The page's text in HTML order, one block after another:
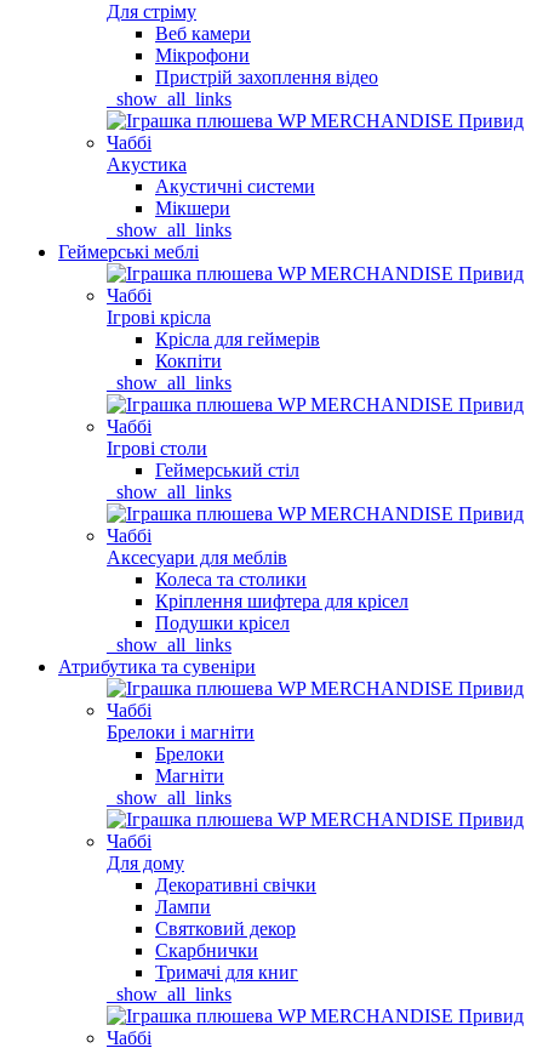
Для стріму
Веб камери
Мікрофони
Пристрій захоплення відео
_show_all_links
Акустика
Акустичні системи
Мікшери
_show_all_links
Геймерські меблі
Ігрові крісла
Крісла для геймерів
Кокпіти
_show_all_links
Ігрові столи
Геймерський стіл
_show_all_links
Аксесуари для меблів
Колеса та столики
Кріплення шифтера для крісел
Подушки крісел
_show_all_links
Атрибутика та сувеніри
Брелоки і магніти
Брелоки
Магніти
_show_all_links
Для дому
Декоративні свічки
Лампи
Святковий декор
Скарбнички
Тримачі для книг
_show_all_links